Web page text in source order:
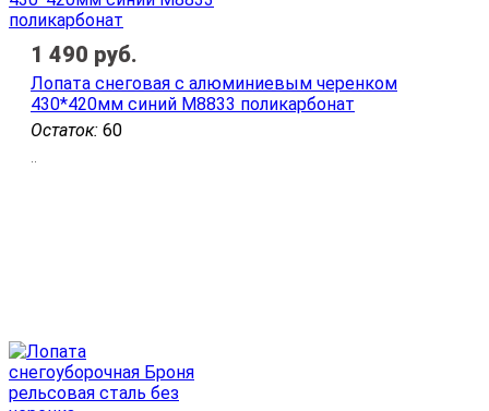
Остаток: 60
Лопата снеговая с алюминиевым черенком
430*420мм синий М8833 поликарбонат
..
1 490 руб.